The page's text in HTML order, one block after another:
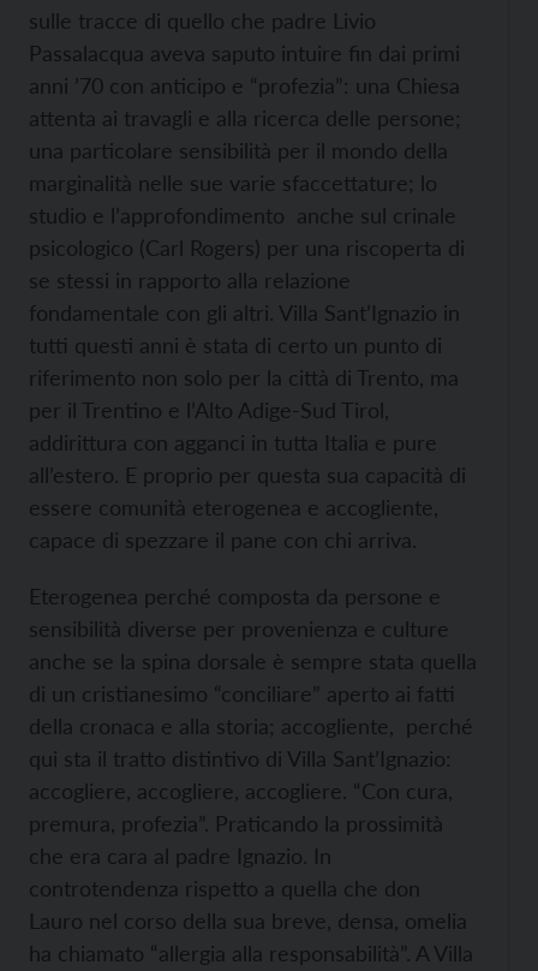
sulle tracce di quello che padre Livio
Passalacqua aveva saputo intuire fin dai primi
anni ’70 con anticipo e “profezia”: una Chiesa
attenta ai travagli e alla ricerca delle persone;
una particolare sensibilità per il mondo della
marginalità nelle sue varie sfaccettature; lo
studio e l’approfondimento anche sul crinale
psicologico (Carl Rogers) per una riscoperta di
se stessi in rapporto alla relazione
fondamentale con gli altri. Villa Sant’Ignazio in
tutti questi anni è stata di certo un punto di
riferimento non solo per la città di Trento, ma
per il Trentino e l’Alto Adige-Sud Tirol,
addirittura con agganci in tutta Italia e pure
all’estero. E proprio per questa sua capacità di
essere comunità eterogenea e accogliente,
capace di spezzare il pane con chi arriva.
Eterogenea perché composta da persone e
sensibilità diverse per provenienza e culture
anche se la spina dorsale è sempre stata quella
di un cristianesimo “conciliare” aperto ai fatti
della cronaca e alla storia; accogliente, perché
qui sta il tratto distintivo di Villa Sant’Ignazio:
accogliere, accogliere, accogliere. “Con cura,
premura, profezia”. Praticando la prossimità
che era cara al padre Ignazio. In
controtendenza rispetto a quella che don
Lauro nel corso della sua breve, densa, omelia
ha chiamato “allergia alla responsabilità”. A Villa